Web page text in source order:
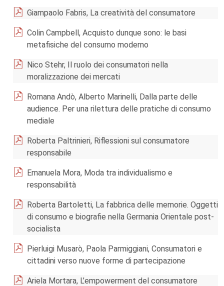
Giampaolo Fabris, La creatività del consumatore
Colin Campbell, Acquisto dunque sono: le basi
metafisiche del consumo moderno
Nico Stehr, Il ruolo dei consumatori nella
moralizzazione dei mercati
Romana Andò, Alberto Marinelli, Dalla parte delle
audience. Per una rilettura delle pratiche di consumo
mediale
Roberta Paltrinieri, Riflessioni sul consumatore
responsabile
Emanuela Mora, Moda tra individualismo e
responsabilità
Roberta Bartoletti, La fabbrica delle memorie. Oggetti
di consumo e biografie nella Germania Orientale post-
socialista
Pierluigi Musarò, Paola Parmiggiani, Consumatori e
cittadini verso nuove forme di partecipazione
Ariela Mortara, L’empowerment del consumatore